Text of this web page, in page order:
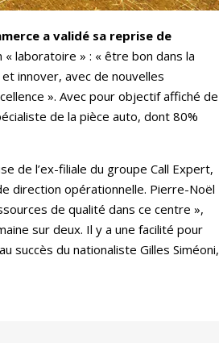
a validé sa reprise de
laboratoire » : « être bon dans la
innover, avec de nouvelles
». Avec pour objectif affiché de
de la pièce auto, dont 80%
de l’ex-filiale du groupe Call Expert,
direction opérationnelle. Pierre-Noël
de qualité dans ce centre »,
sur deux. Il y a une facilité pour
succès du nationaliste Gilles Siméoni,